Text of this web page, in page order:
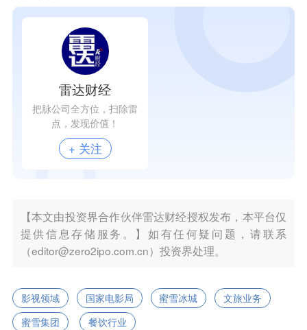
雷达财经
把脉公司全方位，扫除雷
点，发现价值！
+ 关注
【本文由投资界合作伙伴雷达财经授权发布，本平台仅
提供信息存储服务。】如有任何疑问题，请联系
（editor@zero2ipo.com.cn）投资界处理。
影视领域 国家电影局 蜜雪冰城
文旅业务
蜜雪集团
餐饮行业